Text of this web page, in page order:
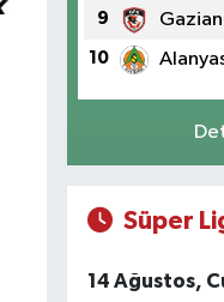
9
10
Süper
14 Ağustos,